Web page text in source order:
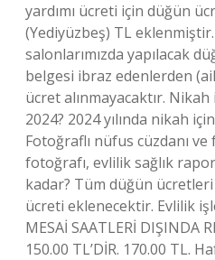
yardımı ücreti için düğün
(Yediyüzbeş) TL
salonlarımızda yapılacak
belgesi ibraz edenlerden
ücret alınmayacaktır.
2024? 2024 yılında nikah
Fotoğraflı nüfus cüzdanı
fotoğrafı, evlilik sağlık
kadar? Tüm düğün ücretleri
ücreti eklenecektir. Evlilik
MESAİ SAATLERİ DIŞINDA
150.00 TL’DİR. 170.00 TL.